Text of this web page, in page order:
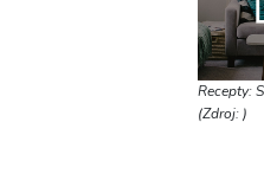
Recepty:
(Zdroj: )